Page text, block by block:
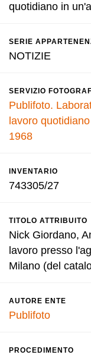
quotidiano in
SERIE
NOTIZIE
SERVIZIO
Publifoto.
lavoro
1968
INVENTARIO
743305/27
TITOLO ATTRIBUITO
Nick Giordano,
lavoro presso
Milano (del
AUTORE ENTE
Publifoto
PROCEDIMENTO